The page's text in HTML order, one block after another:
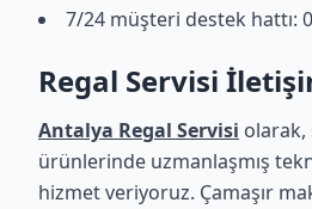
7/24 müşteri destek hattı:
Regal Servisi
Antalya Regal Servisi olarak,
ürünlerinde uzmanlaşmış
hizmet veriyoruz. Çamaşır